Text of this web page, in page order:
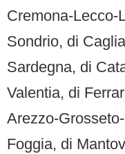
Cremona-Lecco-
Sondrio, di
Sardegna, di
Valentia, di
Arezzo-
Foggia, di